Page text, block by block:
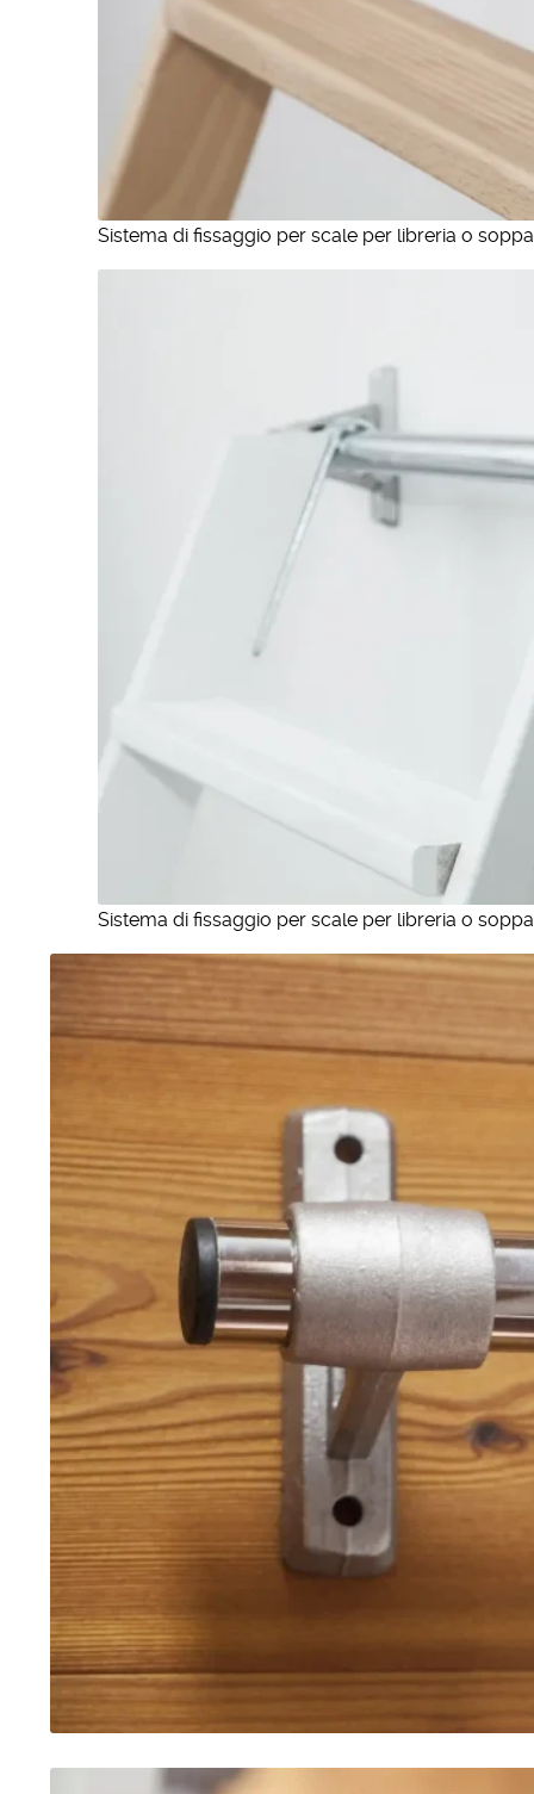
Sistema di fissaggio per scale per libreria o
Sistema di fissaggio per scale per libreria o